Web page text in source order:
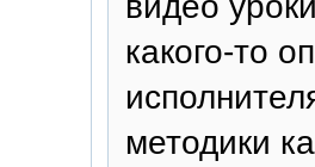
какого-то
методики